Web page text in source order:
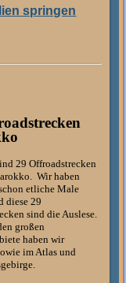
springen
29 Offroadstrecken
Wir haben
etliche Male
diese 29
sind die Auslese.
großen
haben wir
im Atlas und